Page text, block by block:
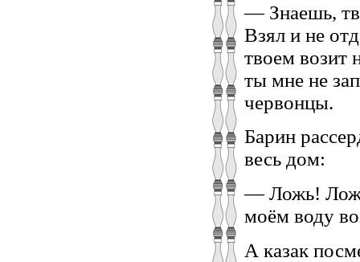
— Знаешь,
Взял и не
твоем возит
ты мне не
червонцы.
Барин
весь дом:
— Ложь!
моём воду
А казак